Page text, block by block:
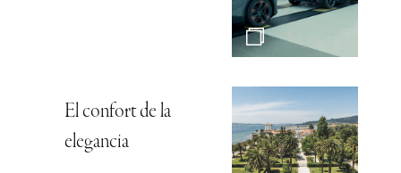
El confort de la
elegancia